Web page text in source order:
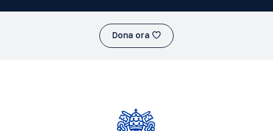
Dona ora